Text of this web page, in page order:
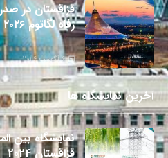
قزاقستان در
رفاه لگاتوم ۲۰۲۶ قرار گرفت
6 آگوست 2026
آخرین نمایشگاه ها
نمایشگاه بین
قزاقستان 2024